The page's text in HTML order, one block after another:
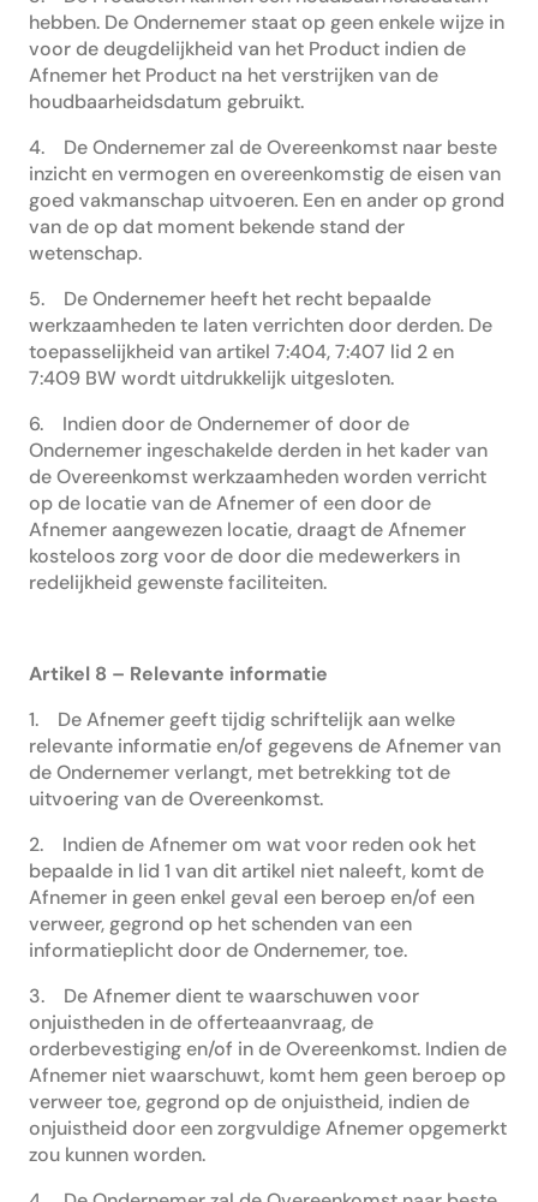
hebben. De Ondernemer staat op geen enkele wijze in
voor de deugdelijkheid van het Product indien de
Afnemer het Product na het verstrijken van de
houdbaarheidsdatum gebruikt.
4. De Ondernemer zal de Overeenkomst naar beste
inzicht en vermogen en overeenkomstig de eisen van
goed vakmanschap uitvoeren. Een en ander op grond
van de op dat moment bekende stand der
wetenschap.
5. De Ondernemer heeft het recht bepaalde
werkzaamheden te laten verrichten door derden. De
toepasselijkheid van artikel 7:404, 7:407 lid 2 en
7:409 BW wordt uitdrukkelijk uitgesloten.
6. Indien door de Ondernemer of door de
Ondernemer ingeschakelde derden in het kader van
de Overeenkomst werkzaamheden worden verricht
op de locatie van de Afnemer of een door de
Afnemer aangewezen locatie, draagt de Afnemer
kosteloos zorg voor de door die medewerkers in
redelijkheid gewenste faciliteiten.
Artikel 8 – Relevante informatie
1. De Afnemer geeft tijdig schriftelijk aan welke
relevante informatie en/of gegevens de Afnemer van
de Ondernemer verlangt, met betrekking tot de
uitvoering van de Overeenkomst.
2. Indien de Afnemer om wat voor reden ook het
bepaalde in lid 1 van dit artikel niet naleeft, komt de
Afnemer in geen enkel geval een beroep en/of een
verweer, gegrond op het schenden van een
informatieplicht door de Ondernemer, toe.
3. De Afnemer dient te waarschuwen voor
onjuistheden in de offerteaanvraag, de
orderbevestiging en/of in de Overeenkomst. Indien de
Afnemer niet waarschuwt, komt hem geen beroep op
verweer toe, gegrond op de onjuistheid, indien de
onjuistheid door een zorgvuldige Afnemer opgemerkt
zou kunnen worden.